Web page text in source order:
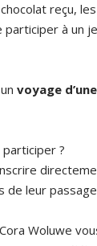
reçu,
à un
voyage
?
de leur
Woluwe